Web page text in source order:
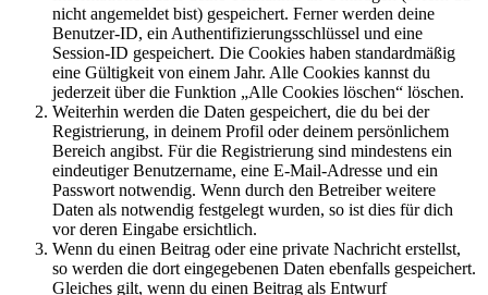
nicht angemeldet bist) gespeichert. Ferner werden deine
Benutzer-ID, ein Authentifizierungsschlüssel und eine
Session-ID gespeichert. Die Cookies haben standardmäßig
eine Gültigkeit von einem Jahr. Alle Cookies kannst du
jederzeit über die Funktion „Alle Cookies löschen“ löschen.
Weiterhin werden die Daten gespeichert, die du bei der
Registrierung, in deinem Profil oder deinem persönlichem
Bereich angibst. Für die Registrierung sind mindestens ein
eindeutiger Benutzername, eine E-Mail-Adresse und ein
Passwort notwendig. Wenn durch den Betreiber weitere
Daten als notwendig festgelegt wurden, so ist dies für dich
vor deren Eingabe ersichtlich.
Wenn du einen Beitrag oder eine private Nachricht erstellst,
so werden die dort eingegebenen Daten ebenfalls gespeichert.
Gleiches gilt, wenn du einen Beitrag als Entwurf